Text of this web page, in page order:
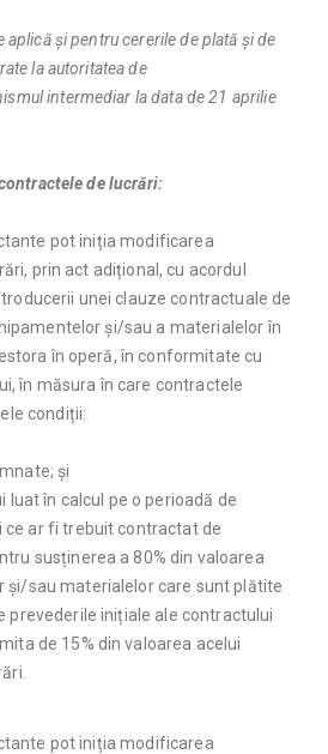
aplică și pentru cererile de plată și de
la autoritatea de
intermediar la data de 21 aprilie
de lucrări:
pot iniția modificarea
prin act adițional, cu acordul
unei clauze contractuale de
și/sau a materialelor în
în operă, în conformitate cu
în măsura în care contractele
condiții:
și
luat în calcul pe o perioadă de
ce ar fi trebuit contractat de
susținerea a 80% din valoarea
și/sau materialelor care sunt plătite
prevederile inițiale ale contractului
de 15% din valoarea acelui
pot iniția modificarea